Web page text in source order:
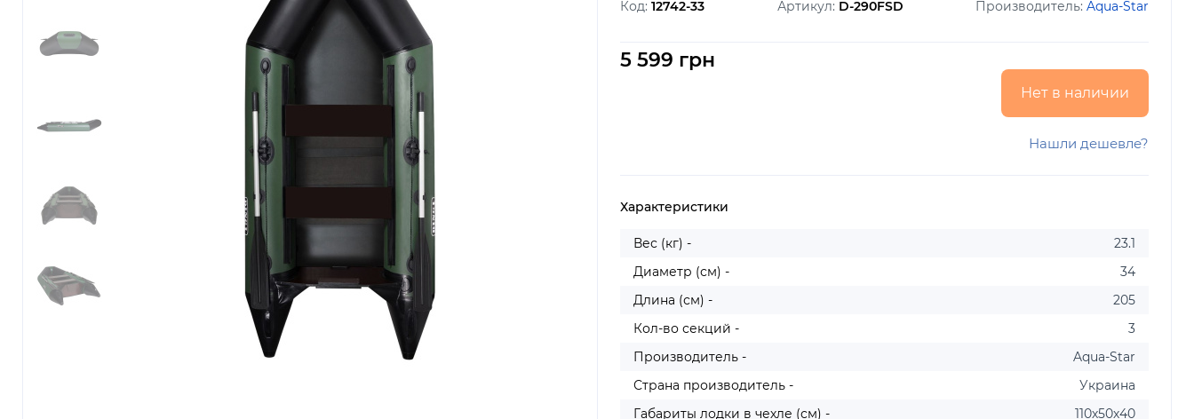
Код: 12742-33 Артикул: D-290FSD Производитель: Aqua-Star
5 599 грн
Нет в наличии
Нашли дешевле?
Характеристики
Вес (кг) -
23.1
Диаметр (см) -
34
Длина (см) -
205
Кол-во секций -
3
Производитель -
Aqua-Star
Страна производитель -
Украина
Габариты лодки в чехле (см) -
110х50х40